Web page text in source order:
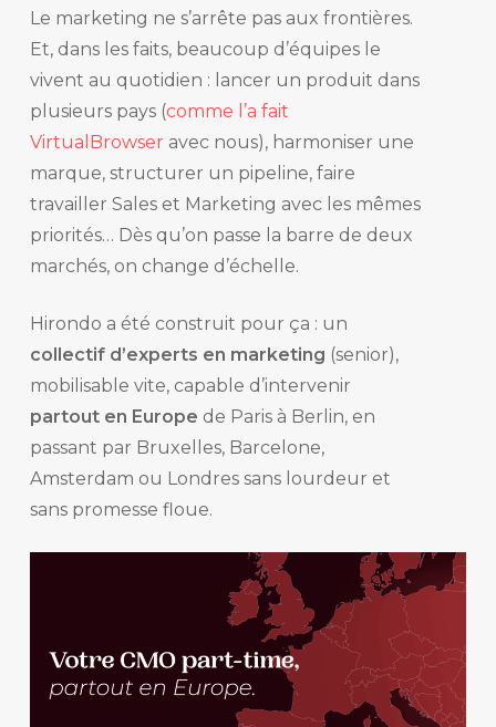
Le marketing ne s’arrête pas aux frontières.
Et, dans les faits, beaucoup d’équipes le
vivent au quotidien : lancer un produit dans
plusieurs pays (comme l’a fait
VirtualBrowser avec nous), harmoniser une
marque, structurer un pipeline, faire
travailler Sales et Marketing avec les mêmes
priorités… Dès qu’on passe la barre de deux
marchés, on change d’échelle.
Hirondo a été construit pour ça : un
collectif d’experts en marketing (senior),
mobilisable vite, capable d’intervenir
partout en Europe de Paris à Berlin, en
passant par Bruxelles, Barcelone,
Amsterdam ou Londres sans lourdeur et
sans promesse floue.